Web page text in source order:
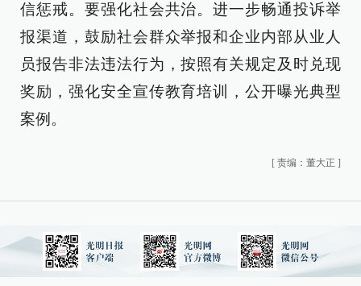
信惩戒。要强化社会共治。进一步畅通投诉举
报渠道，鼓励社会群众举报和企业内部从业人
员报告非法违法行为，按照有关规定及时兑现
奖励，强化安全宣传教育培训，公开曝光典型
案例。
[ 责编：董大正 ]